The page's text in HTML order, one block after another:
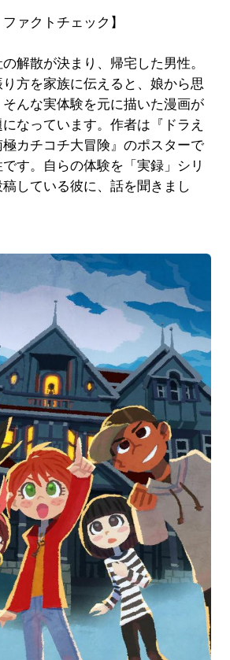
ァクトチェック】
解散が決まり、帰宅した男性。
方を家族に伝えると、娘から思
んな実体験を元に描いた漫画が
なっています。作者は『ドラえ
カチコチ大冒険』のポスターで
す。自らの体験を「実録」シリ
している彼に、話を聞きまし